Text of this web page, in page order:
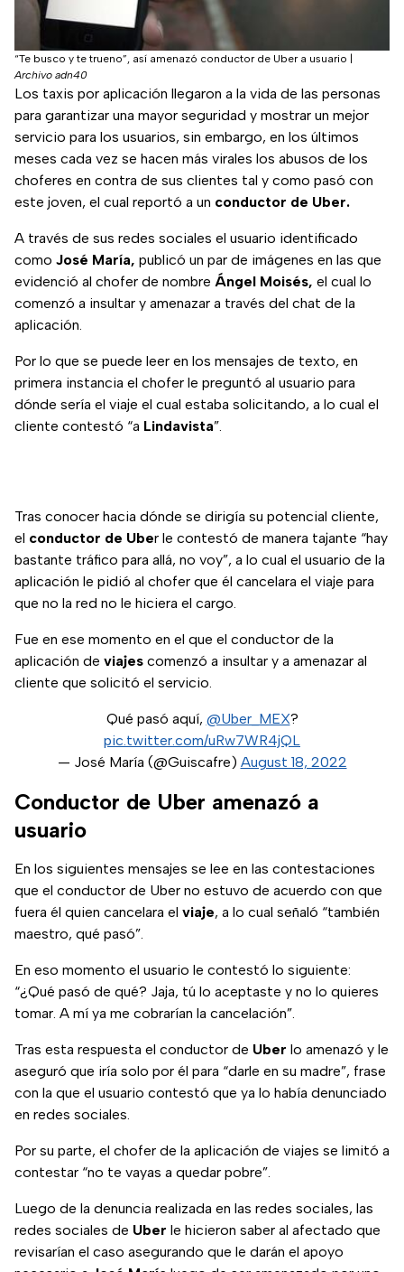
“Te busco y te trueno”, así amenazó conductor de Uber a usuario
Archivo adn40
Los taxis por aplicación llegaron a la vida de las personas
para garantizar una mayor seguridad y mostrar un mejor
servicio para los usuarios, sin embargo, en los últimos
meses cada vez se hacen más virales los abusos de los
choferes en contra de sus clientes tal y como pasó con
este joven, el cual reportó a un conductor de Uber.
A través de sus redes sociales el usuario identificado
como José María, publicó un par de imágenes en las que
evidenció al chofer de nombre Ángel Moisés, el cual lo
comenzó a insultar y amenazar a través del chat de la
aplicación.
Por lo que se puede leer en los mensajes de texto, en
primera instancia el chofer le preguntó al usuario para
dónde sería el viaje el cual estaba solicitando, a lo cual el
cliente contestó “a Lindavista”.
Tras conocer hacia dónde se dirigía su potencial cliente,
el conductor de Uber le contestó de manera tajante “hay
bastante tráfico para allá, no voy”, a lo cual el usuario de la
aplicación le pidió al chofer que él cancelara el viaje para
que no la red no le hiciera el cargo.
Fue en ese momento en el que el conductor de la
aplicación de viajes comenzó a insultar y a amenazar al
cliente que solicitó el servicio.
Qué pasó aquí, @Uber_MEX?
pic.twitter.com/uRw7WR4jQL
— José María (@Guiscafre) August 18, 2022
Conductor de Uber amenazó a
usuario
En los siguientes mensajes se lee en las contestaciones
que el conductor de Uber no estuvo de acuerdo con que
fuera él quien cancelara el viaje, a lo cual señaló “también
maestro, qué pasó”.
En eso momento el usuario le contestó lo siguiente:
“¿Qué pasó de qué? Jaja, tú lo aceptaste y no lo quieres
tomar. A mí ya me cobrarían la cancelación”.
Tras esta respuesta el conductor de Uber lo amenazó y le
aseguró que iría solo por él para “darle en su madre”, frase
con la que el usuario contestó que ya lo había denunciado
en redes sociales.
Por su parte, el chofer de la aplicación de viajes se limitó a
contestar “no te vayas a quedar pobre”.
Luego de la denuncia realizada en las redes sociales, las
redes sociales de Uber le hicieron saber al afectado que
revisarían el caso asegurando que le darán el apoyo